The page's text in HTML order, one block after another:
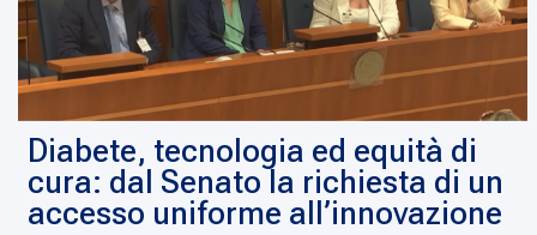
Diabete, tecnologia ed equità di
cura: dal Senato la richiesta di un
accesso uniforme all’innovazione